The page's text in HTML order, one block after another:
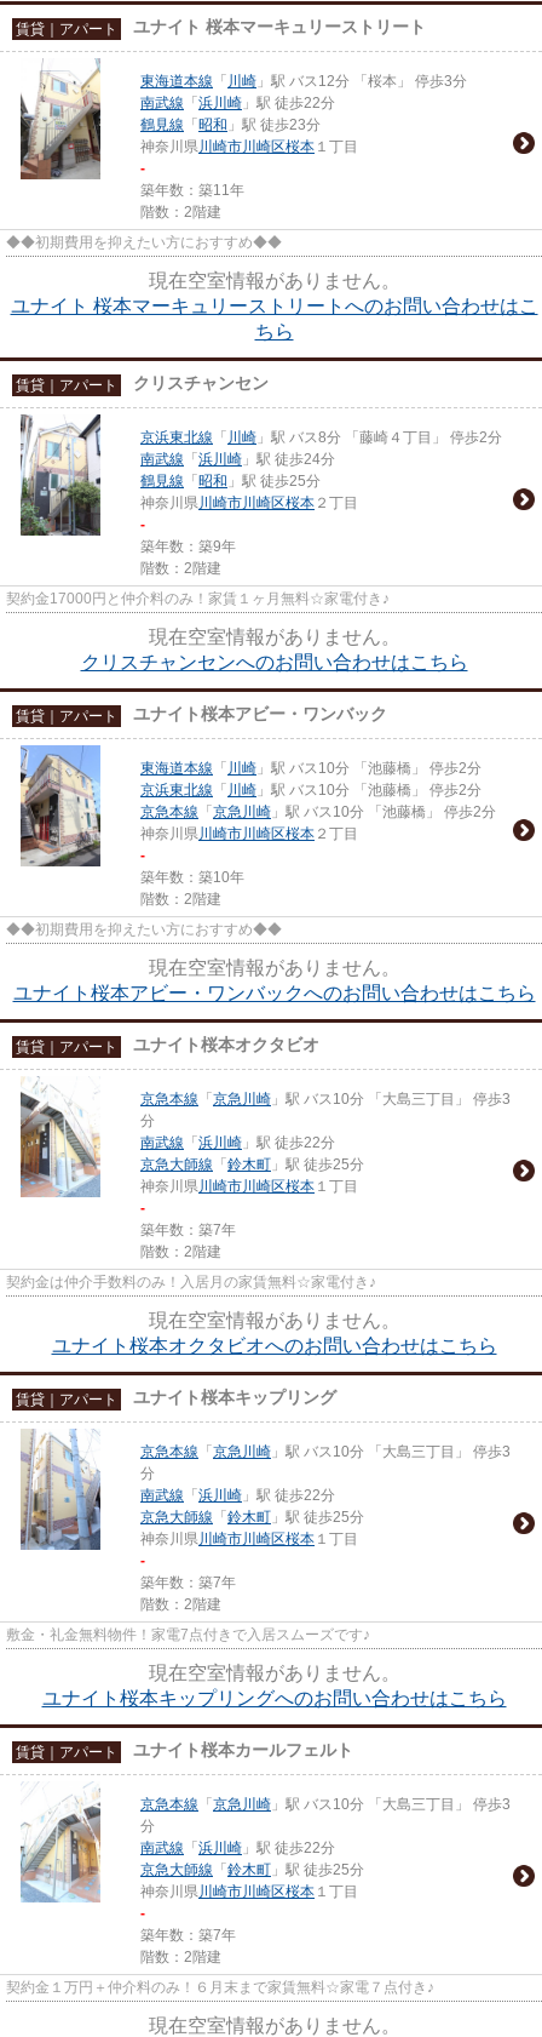
賃貸｜アパート ユナイト 桜本マーキュリーストリート
東海道本線 「 川崎 」駅 バス12分 「桜本」 停歩3分
南武線 「 浜川崎 」駅 徒歩22分
鶴見線 「 昭和 」駅 徒歩23分
神奈川県川崎市川崎区桜本 １丁目
-
築年数：築11年
階数：2階建
◆◆初期費用を抑えたい方におすすめ◆◆
現在空室情報がありません。
ユナイト 桜本マーキュリーストリートへのお問い合わせはこ
ちら
賃貸｜アパート クリスチャンセン
京浜東北線 「 川崎 」駅 バス8分 「藤崎４丁目」 停歩2分
南武線 「 浜川崎 」駅 徒歩24分
鶴見線 「 昭和 」駅 徒歩25分
神奈川県川崎市川崎区桜本 ２丁目
-
築年数：築9年
階数：2階建
契約金17000円と仲介料のみ！家賃１ヶ月無料☆家電付き♪
現在空室情報がありません。
クリスチャンセンへのお問い合わせはこちら
賃貸｜アパート ユナイト桜本アビー・ワンバック
東海道本線 「 川崎 」駅 バス10分 「池藤橋」 停歩2分
京浜東北線 「 川崎 」駅 バス10分 「池藤橋」 停歩2分
京急本線 「 京急川崎 」駅 バス10分 「池藤橋」 停歩2分
神奈川県川崎市川崎区桜本 ２丁目
-
築年数：築10年
階数：2階建
◆◆初期費用を抑えたい方におすすめ◆◆
現在空室情報がありません。
ユナイト桜本アビー・ワンバックへのお問い合わせはこちら
賃貸｜アパート ユナイト桜本オクタビオ
京急本線 「 京急川崎 」駅 バス10分 「大島三丁目」 停歩3
分
南武線 「 浜川崎 」駅 徒歩22分
京急大師線 「 鈴木町 」駅 徒歩25分
神奈川県川崎市川崎区桜本 １丁目
-
築年数：築7年
階数：2階建
契約金は仲介手数料のみ！入居月の家賃無料☆家電付き♪
現在空室情報がありません。
ユナイト桜本オクタビオへのお問い合わせはこちら
賃貸｜アパート ユナイト桜本キップリング
京急本線 「 京急川崎 」駅 バス10分 「大島三丁目」 停歩3
分
南武線 「 浜川崎 」駅 徒歩22分
京急大師線 「 鈴木町 」駅 徒歩25分
神奈川県川崎市川崎区桜本 １丁目
-
築年数：築7年
階数：2階建
敷金・礼金無料物件！家電7点付きで入居スムーズです♪
現在空室情報がありません。
ユナイト桜本キップリングへのお問い合わせはこちら
賃貸｜アパート ユナイト桜本カールフェルト
京急本線 「 京急川崎 」駅 バス10分 「大島三丁目」 停歩3
分
南武線 「 浜川崎 」駅 徒歩22分
京急大師線 「 鈴木町 」駅 徒歩25分
神奈川県川崎市川崎区桜本 １丁目
-
築年数：築7年
階数：2階建
契約金１万円＋仲介料のみ！６月末まで家賃無料☆家電７点付き♪
現在空室情報がありません。